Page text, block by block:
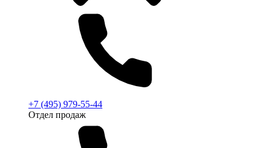
+7 (495) 979-55-44
Отдел продаж